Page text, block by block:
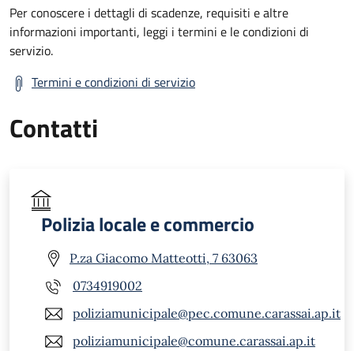
Per conoscere i dettagli di scadenze, requisiti e altre
informazioni importanti, leggi i termini e le condizioni di
servizio.
Termini e condizioni di servizio
Contatti
Polizia locale e commercio
P.za Giacomo Matteotti, 7 63063
0734919002
poliziamunicipale@pec.comune.carassai.ap.it
poliziamunicipale@comune.carassai.ap.it